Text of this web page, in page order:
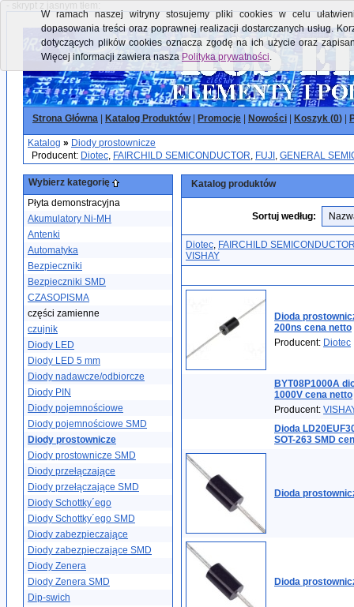
- skrypt z jasnym tłem:
Strona Główna Katalog Produktów| Promocje Nowości Koszyk (0)
Katalog » Diody prostownicze
Producent: Diotec, FAIRCHILD SEMICONDUCTOR, FUJI , GENERAL
Wybierz kategorię
Płyta demonstracyjna
Akumulatory Ni-MH
Antenki
Automatyka
Bezpieczniki
Bezpieczniki SMD
CZASOPISMA
części zamienne
czujnik
Diody LED
Diody LED 5 mm
Diody nadawcze/odbiorcze
Diody PIN
Diody pojemnościowe
Diody pojemnościowe SMD
Diody prostownicze
Diody prostownicze SMD
Diody przełączające
Diody przełączające SMD
Diody Schottky´ego
Diody Schottky´ego SMD
Diody zabezpieczające
Diody zabezpieczające SMD
Diody Zenera
Diody Zenera SMD
Dip-swich
Katalog produktów
Sortuj według:
Diotec, FAIRCHILD
VISHAY
Dioda
200ns cena netto
Producent: Diotec
BYT08P1000A
1000V cena netto
Producent:
Dioda
SOT-263 SMD
Dioda
Dioda
W ramach naszej witryny stosujemy pliki cookies w celu
dopasowania treści oraz poprawnej realizacji dostarczanych usług.
dotyczących plików cookies oznacza zgodę na ich użycie oraz
Więcej informacji zawiera nasza Polityka prywatności.